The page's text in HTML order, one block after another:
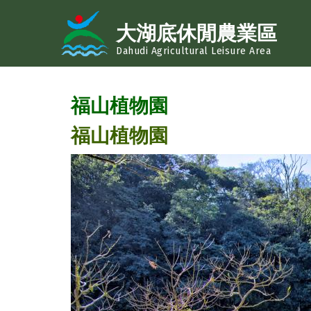
大湖底休閒農業區
Dahudi Agricultural Leisure Area
福山植物園
福山植物園